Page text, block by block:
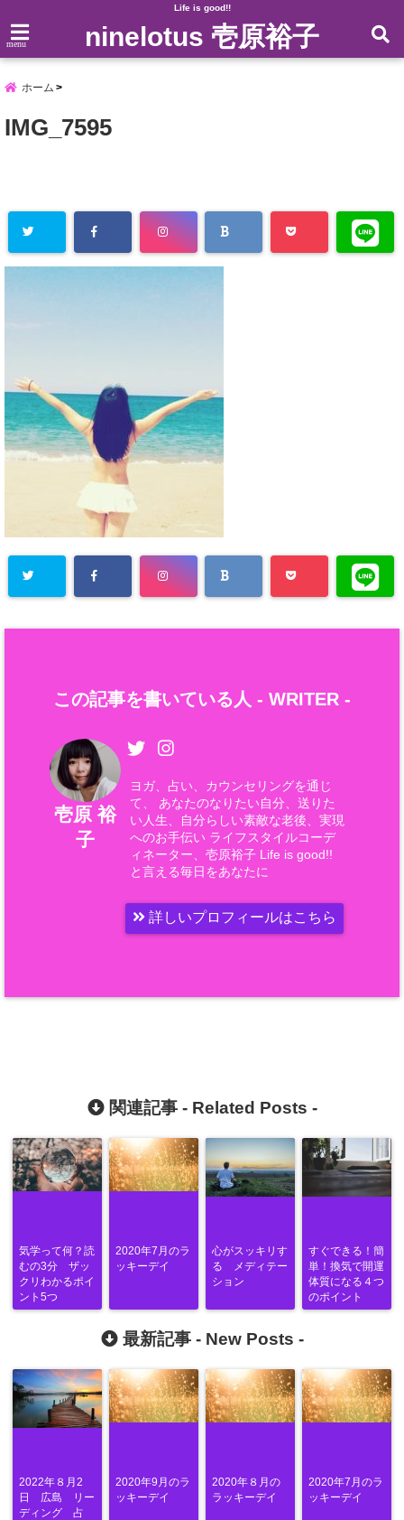
Life is good!!
menu ninelotus 壱原裕子
ホーム
IMG_7595
この記事を書いている人 - WRITER -
壱原 裕
子
ヨガ、占い、カウンセリングを通じ
て、 あなたのなりたい自分、送りた
い人生、自分らしい素敵な老後、実現
へのお手伝い ライフスタイルコーデ
ィネーター、壱原裕子 Life is good!!
と言える毎日をあなたに
詳しいプロフィールはこちら
関連記事 - Related Posts -
気学って何？読
むの3分 ザッ
クリわかるポイ
ント5つ
2020年7月のラ
ッキーデイ
心がスッキリす
る メディテー
ション
すぐできる！簡
単！換気で開運
体質になる４つ
のポイント
最新記事 - New Posts -
2022年８月2
日 広島 リー
ディング 占
2020年9月のラ
ッキーデイ
2020年８月の
ラッキーデイ
2020年7月のラ
ッキーデイ